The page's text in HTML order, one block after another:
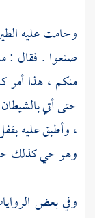
وحامت عليه
صنعوا . فقال :
منكم ، هذا أمر
حتى أتي
، وأطبق عليه
وهو حي كذلك
وفي بعض